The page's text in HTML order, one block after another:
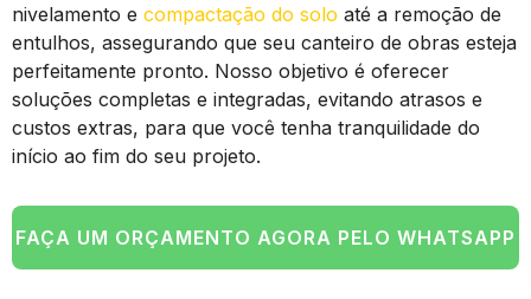
nivelamento e compactação do solo até a remoção de
entulhos, assegurando que seu canteiro de obras esteja
perfeitamente pronto. Nosso objetivo é oferecer
soluções completas e integradas, evitando atrasos e
custos extras, para que você tenha tranquilidade do
início ao fim do seu projeto.
FAÇA UM ORÇAMENTO AGORA PELO WHATSAPP